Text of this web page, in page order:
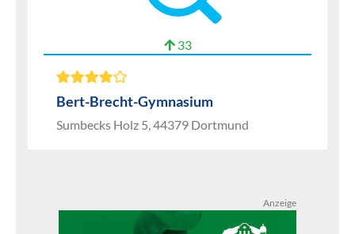
33
Bert-Brecht-Gymnasium
Sumbecks Holz 5, 44379 Dortmund
Anzeige